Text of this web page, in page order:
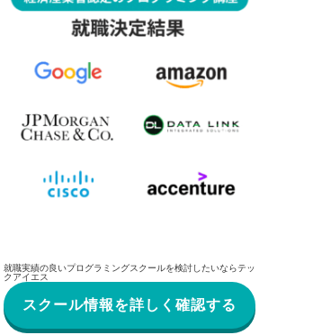
就職実績の良いプログラミングスクールを検討したいならテッ
クアイエス
スクール情報を詳しく確認する